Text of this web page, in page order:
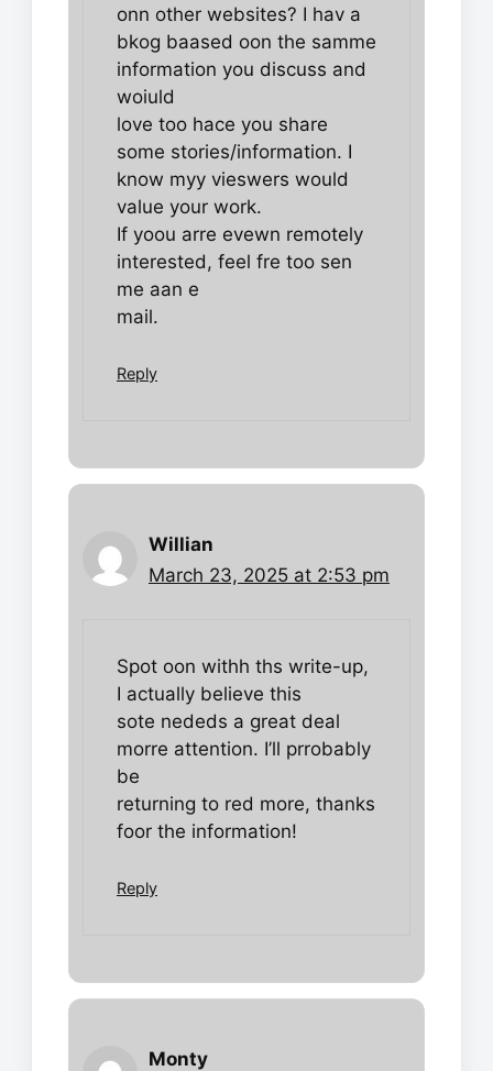
onn other websites? I hav a
bkog baased oon the samme
information you discuss and
woiuld
love too hace you share
some stories/information. I
know myy vieswers would
value your work.
If yoou arre evewn remotely
interested, feel fre too sen
me aan e
mail.
Reply
Willian
March 23, 2025 at 2:53 pm
Spot oon withh ths write-up,
I actually believe this
sote nededs a great deal
morre attention. I’ll prrobably
be
returning to red more, thanks
foor the information!
Reply
Monty